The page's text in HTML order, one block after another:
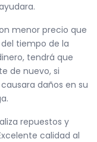
menor precio que
tiempo de la
tendrá que
de nuevo, si
daños en su
repuestos y
calidad al